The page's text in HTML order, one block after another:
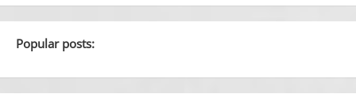
Popular posts: